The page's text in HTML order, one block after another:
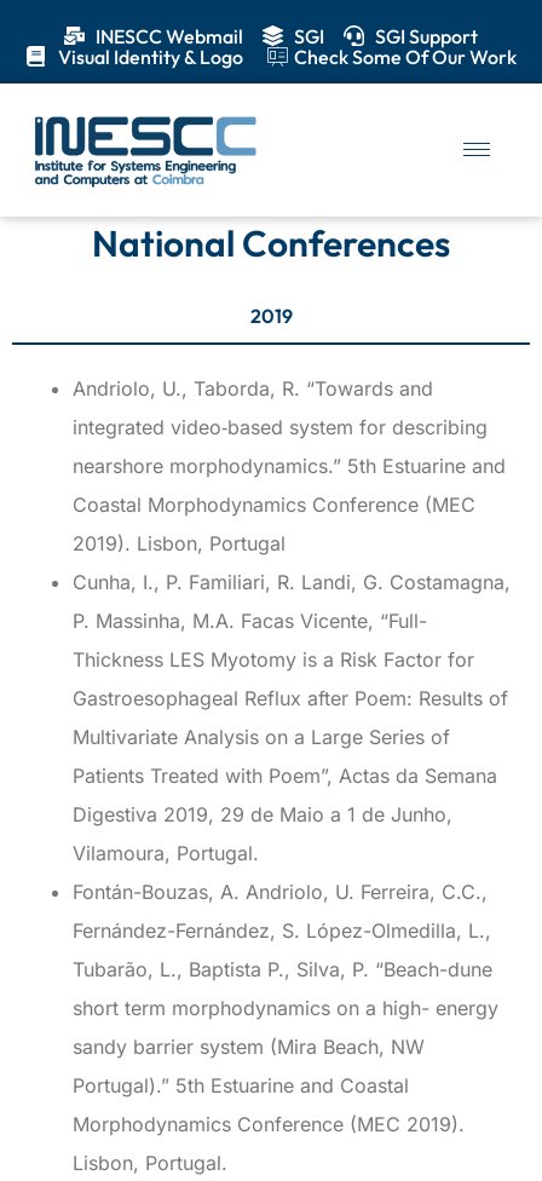
INESCC Webmail SGI
SGI Support
Visual Identity & Logo
Check Some Of Our Work
National Conferences
National Conferences
2019
Andriolo, U., Taborda, R. “Towards and
integrated video‐based system for describing
nearshore morphodynamics.” 5th Estuarine and
Coastal Morphodynamics Conference (MEC
2019). Lisbon, Portugal
Cunha, I., P. Familiari, R. Landi, G. Costamagna,
P. Massinha, M.A. Facas Vicente, “Full-
Thickness LES Myotomy is a Risk Factor for
Gastroesophageal Reflux after Poem: Results of
Multivariate Analysis on a Large Series of
Patients Treated with Poem”, Actas da Semana
Digestiva 2019, 29 de Maio a 1 de Junho,
Vilamoura, Portugal.
Fontán-Bouzas, A. Andriolo, U. Ferreira, C.C.,
Fernández-Fernández, S. López-Olmedilla, L.,
Tubarão, L., Baptista P., Silva, P. “Beach-dune
short term morphodynamics on a high- energy
sandy barrier system (Mira Beach, NW
Portugal).” 5th Estuarine and Coastal
Morphodynamics Conference (MEC 2019).
Lisbon, Portugal.